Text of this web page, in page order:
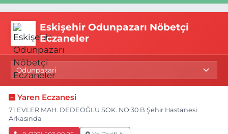
Eskişehir Odunpazarı Nöbetçi
Eczaneler
Yaren Eczanesi
71 EVLER MAH. DEDEOĞLU SOK. NO:30 B Şehir Hastanesi
Arkasında